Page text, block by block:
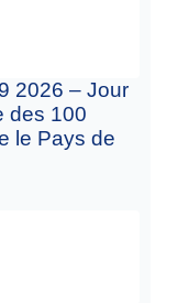
2026 – Jour
des 100
le Pays de